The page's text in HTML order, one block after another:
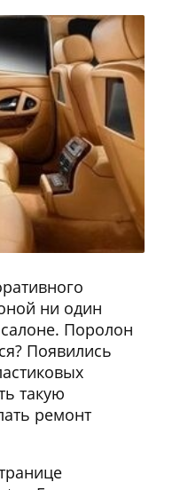
ни один
Поролон
Появились
такую
ремонт